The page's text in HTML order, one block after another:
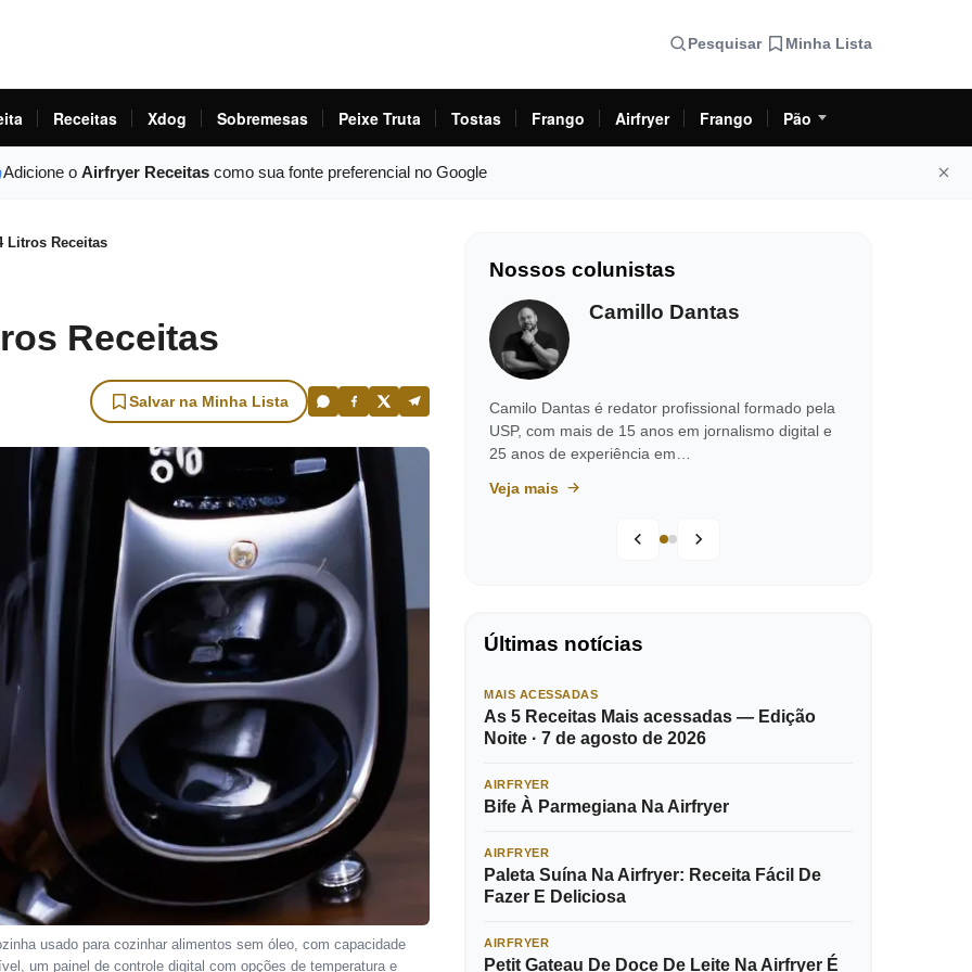
Pesquisar Minha Lista
Receitas Xdog Sobremesas Peixe Truta Tostas Frango Airfryer Frango Pão
Adicione o Airfryer Receitas como sua fonte preferencial no Google
Litros Receitas
Receitas
Salvar na Minha Lista
usado para cozinhar alimentos sem óleo, com capacidade
um painel de controle digital com opções de temperatura e
Nossos colunistas
Camillo Dantas
Camilo Dantas é redator profissional formado pela
USP, com mais de 15 anos em jornalismo digital e
25 anos de experiência em…
Veja mais
Últimas notícias
MAIS ACESSADAS
As 5 Receitas Mais acessadas — Edição
Noite · 7 de agosto de 2026
AIRFRYER
Bife À Parmegiana Na Airfryer
AIRFRYER
Paleta Suína Na Airfryer: Receita Fácil De
Fazer E Deliciosa
AIRFRYER
Petit Gateau De Doce De Leite Na Airfryer É